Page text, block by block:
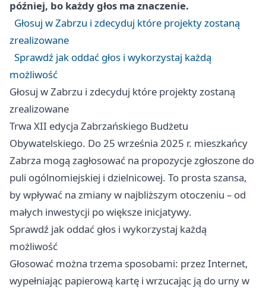
później, bo każdy głos ma znaczenie.
Głosuj w Zabrzu i zdecyduj które projekty zostaną
zrealizowane
Sprawdź jak oddać głos i wykorzystaj każdą
możliwość
Głosuj w Zabrzu i zdecyduj które projekty zostaną
zrealizowane
Trwa XII edycja Zabrzańskiego Budżetu
Obywatelskiego. Do 25 września 2025 r. mieszkańcy
Zabrza mogą zagłosować na propozycje zgłoszone do
puli ogólnomiejskiej i dzielnicowej. To prosta szansa,
by wpływać na zmiany w najbliższym otoczeniu – od
małych inwestycji po większe inicjatywy.
Sprawdź jak oddać głos i wykorzystaj każdą
możliwość
Głosować można trzema sposobami: przez Internet,
wypełniając papierową kartę i wrzucając ją do urny w